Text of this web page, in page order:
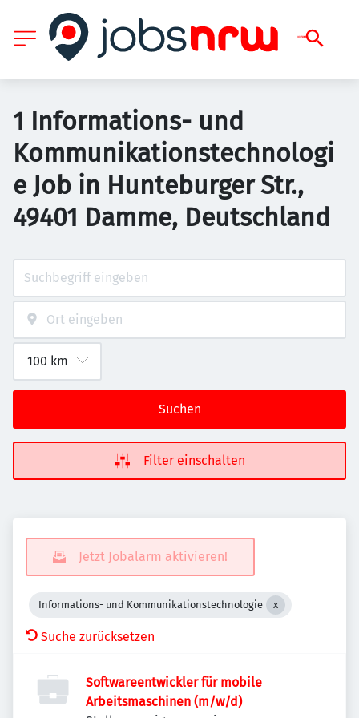
1 Informations- und
Kommunikationstechnologi
e Job in Hunteburger Str.,
49401 Damme, Deutschland
Suchen
Filter einschalten
Jetzt Jobalarm aktivieren!
Informations- und Kommunikationstechnologie
Suche zurücksetzen
Softwareentwickler für mobile
Arbeitsmaschinen (m/w/d)